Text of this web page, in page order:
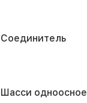
Соединитель
Шасси одноосное